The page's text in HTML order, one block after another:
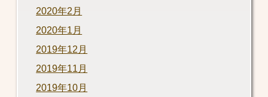
2020年2月
2020年1月
2019年12月
2019年11月
2019年10月